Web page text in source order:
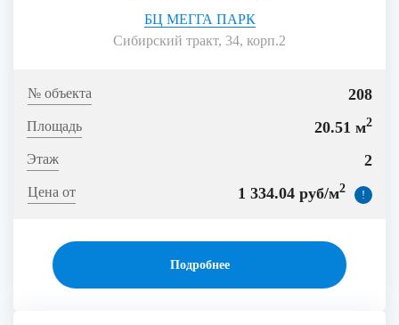
БЦ МЕГГА ПАРК
Сибирский тракт, 34, корп.2
208
20.51 м2
2
1 334.04 руб/м2 !
Подробнее